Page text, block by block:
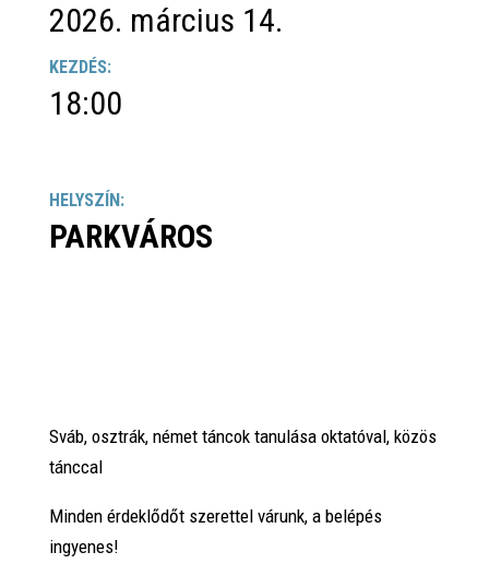
2026. március 14.
KEZDÉS:
18:00
HELYSZÍN:
PARKVÁROS
Sváb, osztrák, német táncok tanulása oktatóval, közös
tánccal
Minden érdeklődőt szerettel várunk, a belépés
ingyenes!